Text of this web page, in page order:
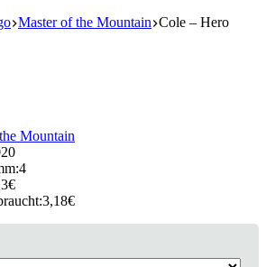
Master of the Mountain Cole – Hero
Mountain
4
€
3,18€